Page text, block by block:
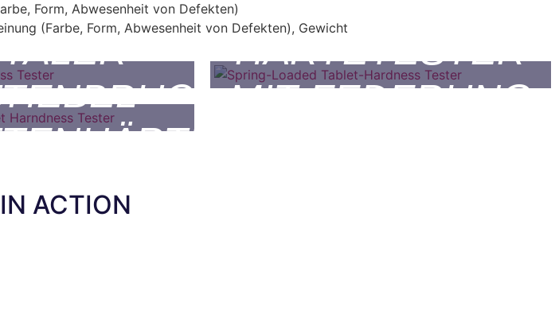
Form, Abwesenheit von Defekten)
(Farbe, Form, Abwesenheit von Defekten), Gewicht
HÄRTETESTER
MIT FEDERUNG
ACTION